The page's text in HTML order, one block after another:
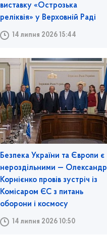
виставку «Острозька
реліквія» у Верховній Раді
14 липня 2026 15:44
Безпека України та Європи є
нероздільними — Олександр
Корнієнко провів зустріч із
Комісаром ЄС з питань
оборони і космосу
14 липня 2026 10:50